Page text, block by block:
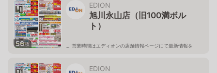
56枚
EDION
旭川永山店（旧100満ボル
ト）
営業時間はエディオンの店舗情報ページにて最新情報を
EDION